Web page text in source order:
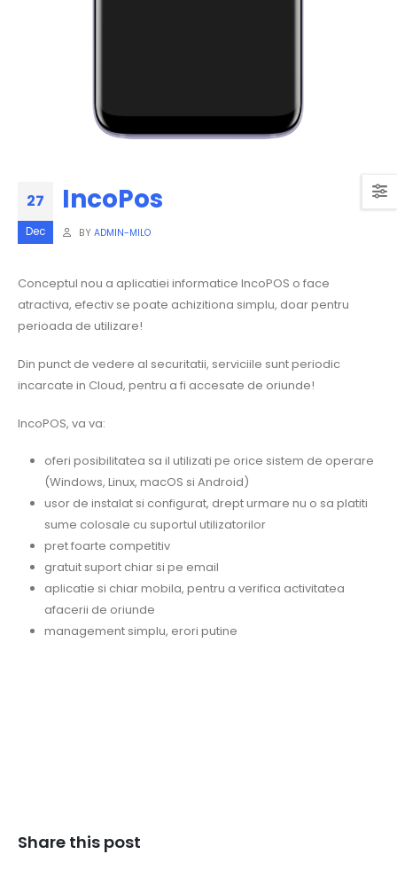
27
Dec
IncoPos
BY ADMIN-MILO
Conceptul nou a aplicatiei informatice IncoPOS o face
atractiva, efectiv se poate achizitiona simplu, doar pentru
perioada de utilizare!
Din punct de vedere al securitatii, serviciile sunt periodic
incarcate in Cloud, pentru a fi accesate de oriunde!
IncoPOS, va va:
oferi posibilitatea sa il utilizati pe orice sistem de operare
(Windows, Linux, macOS si Android)
usor de instalat si configurat, drept urmare nu o sa platiti
sume colosale cu suportul utilizatorilor
pret foarte competitiv
gratuit suport chiar si pe email
aplicatie si chiar mobila, pentru a verifica activitatea
afacerii de oriunde
management simplu, erori putine
Share this post